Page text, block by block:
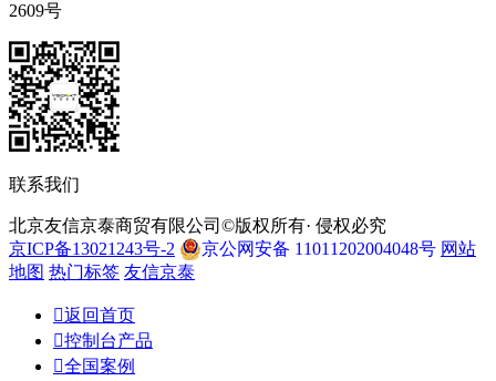
2609号
联系我们
北京友信京泰商贸有限公司©版权所有· 侵权必究
京ICP备13021243号-2
京公网安备 11011202004048号 网站
地图 热门标签 友信京泰
返回首页
控制台产品
全国案例